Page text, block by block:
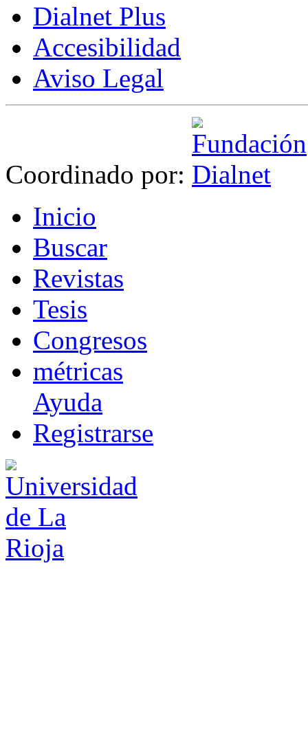
Dialnet Plus
Accesibilidad
Aviso Legal
Coordinado por:
Inicio
Buscar
Revistas
Tesis
Congresos
métricas
Ayuda
Registrarse